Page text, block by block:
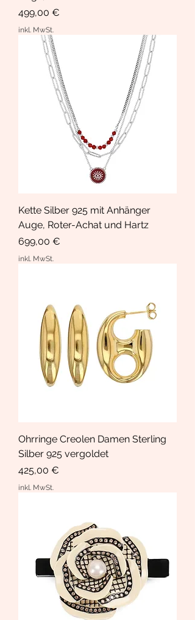
Preis
499,00 €
inkl. MwSt.
Kette Silber 925 mit Anhänger
Auge, Roter-Achat und Hartz
Preis
699,00 €
inkl. MwSt.
Ohrringe Creolen Damen Sterling
Silber 925 vergoldet
Preis
425,00 €
inkl. MwSt.